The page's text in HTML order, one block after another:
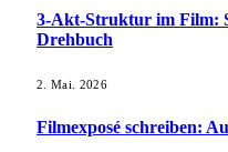
3-Akt-Struktur im Film:
Drehbuch
2. Mai. 2026
Filmexposé schreiben: